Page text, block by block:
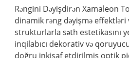
Rəngini Dəyişdirən Xamaleon
dinamik rəng dəyişmə effektləri
strukturlarla səth estetikasını
inqilabıcı dekorativ və
doğru inkişaf etdirilmiş optik